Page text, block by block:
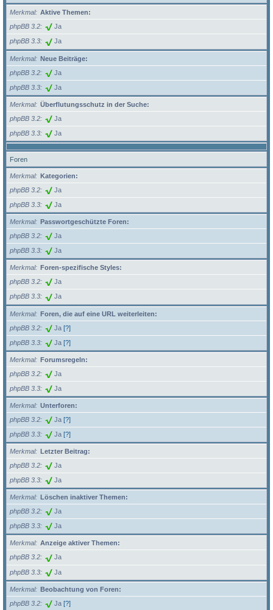
Merkmal
Aktive Themen:
phpBB 3.2
Ja
phpBB 3.3 Ja
Merkmal
Neue Beiträge:
phpBB 3.2
Ja
phpBB 3.3 Ja
Merkmal
Überflutungsschutz in der Suche:
phpBB 3.2
Ja
phpBB 3.3 Ja
Foren
Merkmal
Kategorien:
phpBB 3.2
Ja
phpBB 3.3 Ja
Merkmal
Passwortgeschützte Foren:
phpBB 3.2
Ja
phpBB 3.3 Ja
Merkmal
Foren-spezifische Styles:
phpBB 3.2
Ja
phpBB 3.3 Ja
Merkmal
Foren, die auf eine URL weiterleiten:
phpBB 3.2
Ja [?]
phpBB 3.3 Ja [?]
Merkmal
Forumsregeln:
phpBB 3.2
Ja
phpBB 3.3 Ja
Merkmal
Unterforen:
phpBB 3.2
Ja [?]
phpBB 3.3 Ja [?]
Merkmal
Letzter Beitrag:
phpBB 3.2
Ja
phpBB 3.3 Ja
Merkmal
Löschen inaktiver Themen:
phpBB 3.2
Ja
phpBB 3.3 Ja
Merkmal
Anzeige aktiver Themen:
phpBB 3.2
Ja
phpBB 3.3 Ja
Merkmal
Beobachtung von Foren:
phpBB 3.2
Ja [?]